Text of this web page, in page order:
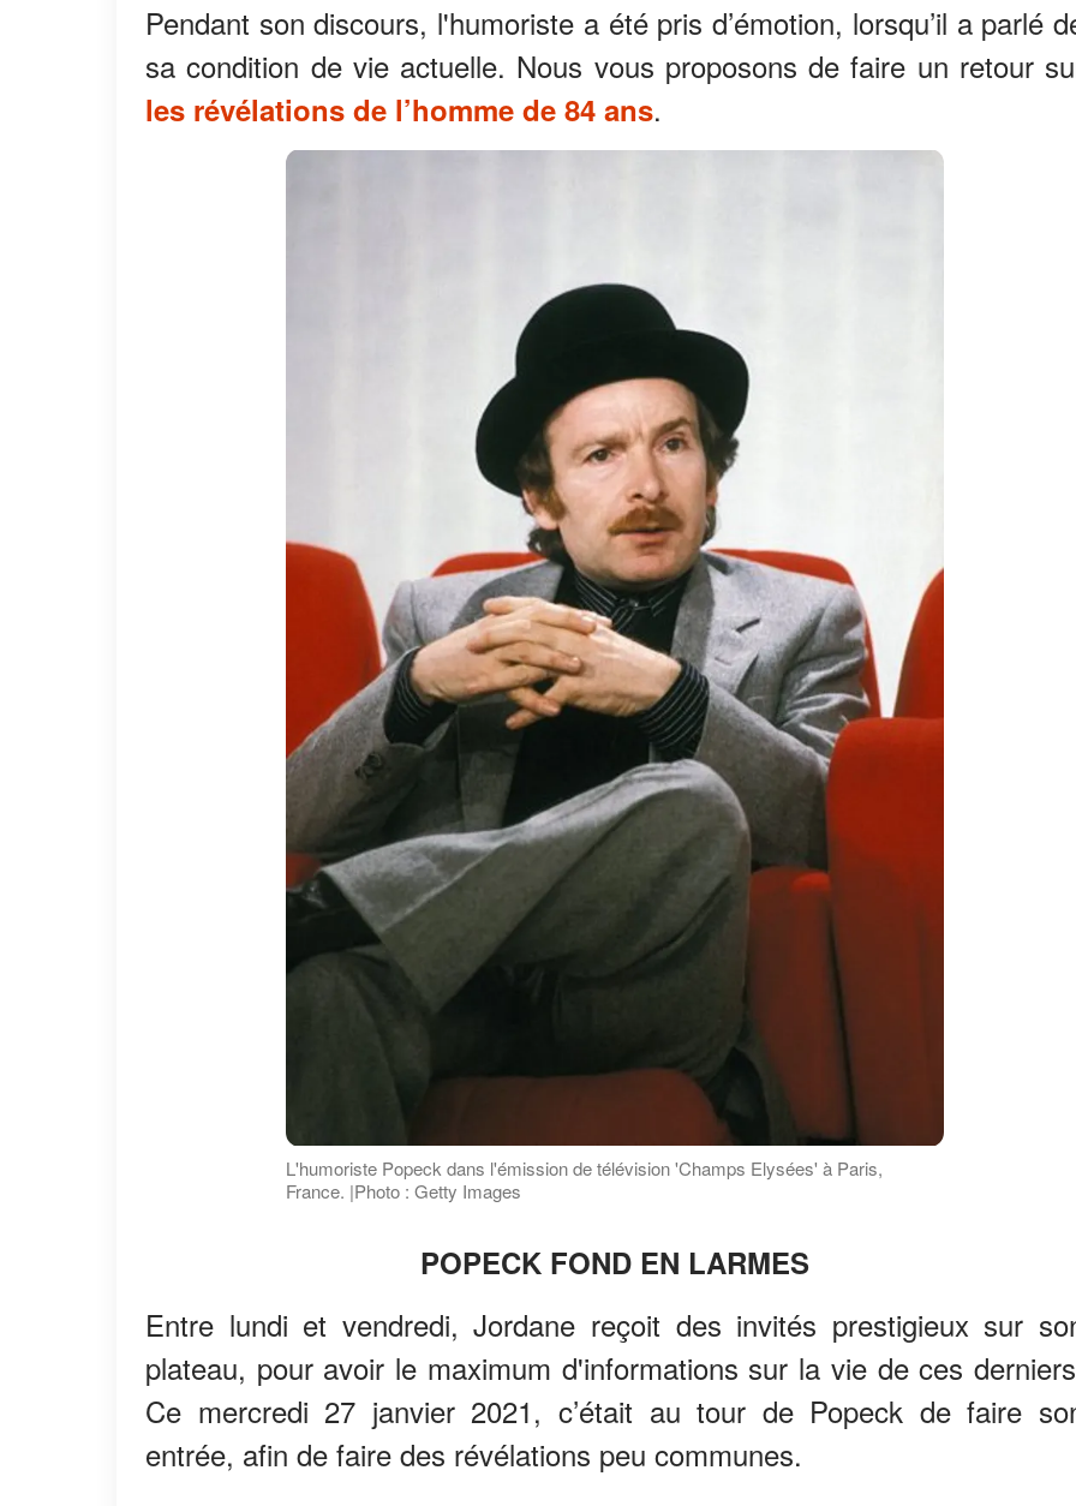
Pendant son discours, l'humoriste a été pris d’émotion, lorsqu’il a parlé
sa condition de vie actuelle. Nous vous proposons de faire un retour
les révélations de l’homme de 84 ans.
L'humoriste Popeck dans l'émission de télévision 'Champs Elysées' à Paris,
France. |Photo : Getty Images
POPECK FOND EN LARMES
Entre lundi et vendredi, Jordane reçoit des invités prestigieux sur
plateau, pour avoir le maximum d'informations sur la vie de ces
Ce mercredi 27 janvier 2021, c’était au tour de Popeck de faire
entrée, afin de faire des révélations peu communes.